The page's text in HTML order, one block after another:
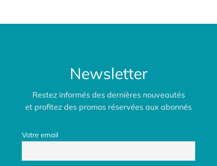
Newsletter
Restez informés des dernières nouveautés
et profitez des promos réservées aux abonnés
Votre email